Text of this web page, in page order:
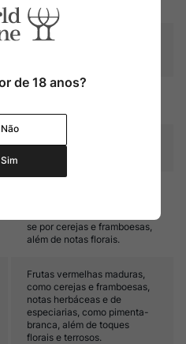
15ºC-17ºC
se por cerejas e framboesas,
além de notas florais.
Frutas vermelhas maduras,
como cerejas e framboesas,
notas herbáceas e de
especiarias, como pimenta-
branca, além de toques
florais e terrosos.
de 18 anos?
Não
Sim